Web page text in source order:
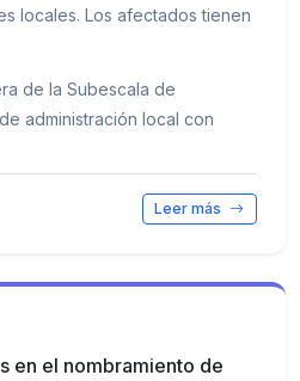
locales. Los afectados tienen
de la Subescala de
administración local con
Leer más
en el nombramiento de